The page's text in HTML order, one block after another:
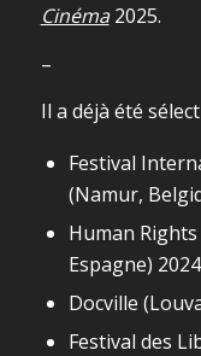
Cinéma2025.
–
Il a déjà été
Festival
(Namur,
Human
Espagne) 2024
Docville
Festival des